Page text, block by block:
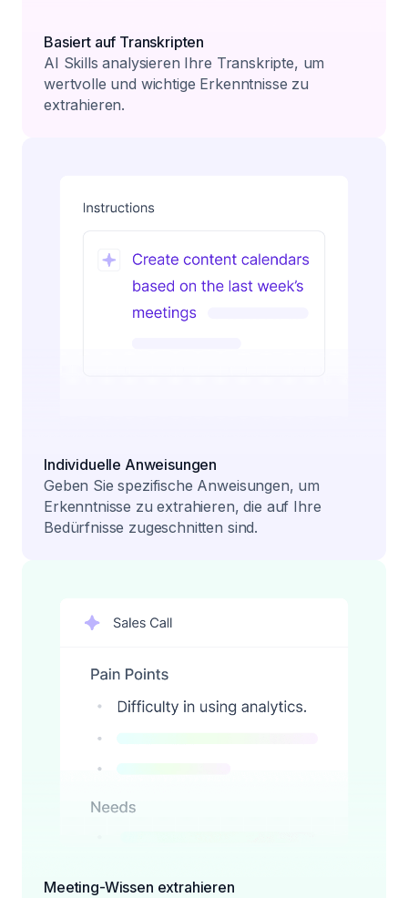
Basiert auf Transkripten
AI Skills analysieren Ihre Transkripte, um
wertvolle und wichtige Erkenntnisse zu
extrahieren.
Individuelle Anweisungen
Geben Sie spezifische Anweisungen, um
Erkenntnisse zu extrahieren, die auf Ihre
Bedürfnisse zugeschnitten sind.
Meeting-Wissen extrahieren